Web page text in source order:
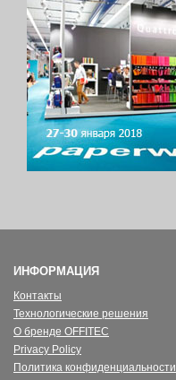
ИНФОРМАЦИЯ
Контакты
Технологические решения
О бренде OFFITEC
Privacy Policy
Политика конфиденциальности